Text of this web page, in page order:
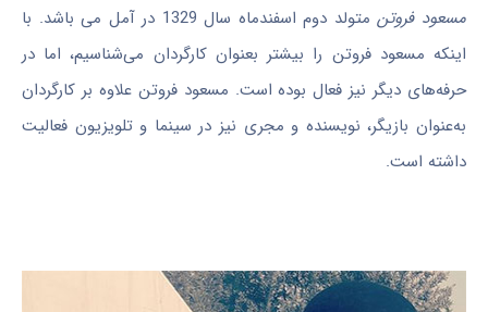
مسعود فروتن
متولد دوم اسفندماه سال 1329 در آمل می باشد. با
اینکه مسعود فروتن را بیشتر بعنوان کارگردان می‌شناسیم، اما در
حرفه‌های دیگر نیز فعال بوده است. مسعود فروتن علاوه‌ بر کارگردان
به‌عنوان بازیگر، نویسنده و مجری نیز در سینما و تلویزیون فعالیت
داشته است.